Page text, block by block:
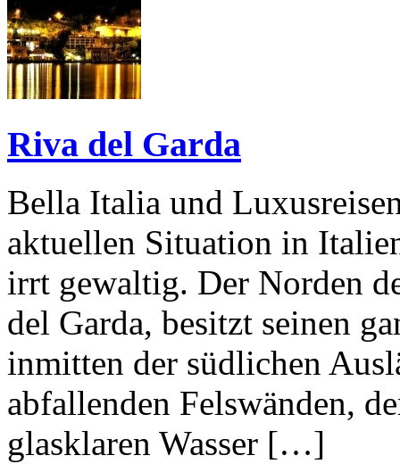
Riva del Garda
Bella Italia und
aktuellen Situation in
irrt gewaltig. Der Norden
del Garda, besitzt seinen
inmitten der südlichen
abfallenden Felswänden,
glasklaren Wasser […]